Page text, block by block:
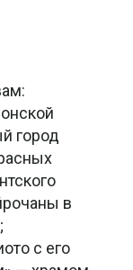
город
в
с его